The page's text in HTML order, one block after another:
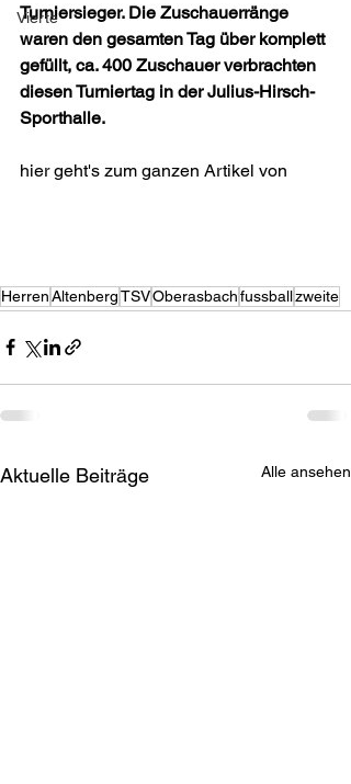
Vierte
Turniersieger. Die Zuschauerränge
waren den gesamten Tag über komplett
gefüllt, ca. 400 Zuschauer verbrachten
diesen Turniertag in der Julius-Hirsch-
Sporthalle.
hier geht's zum ganzen Artikel von
HerrenAltenbergTSVOberasbachfussballzweite
Aktuelle Beiträge Alle ansehen